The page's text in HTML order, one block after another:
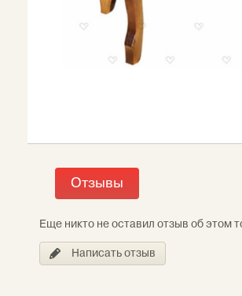
Отзывы
Еще никто не оставил отзыв об этом
Написать отзыв